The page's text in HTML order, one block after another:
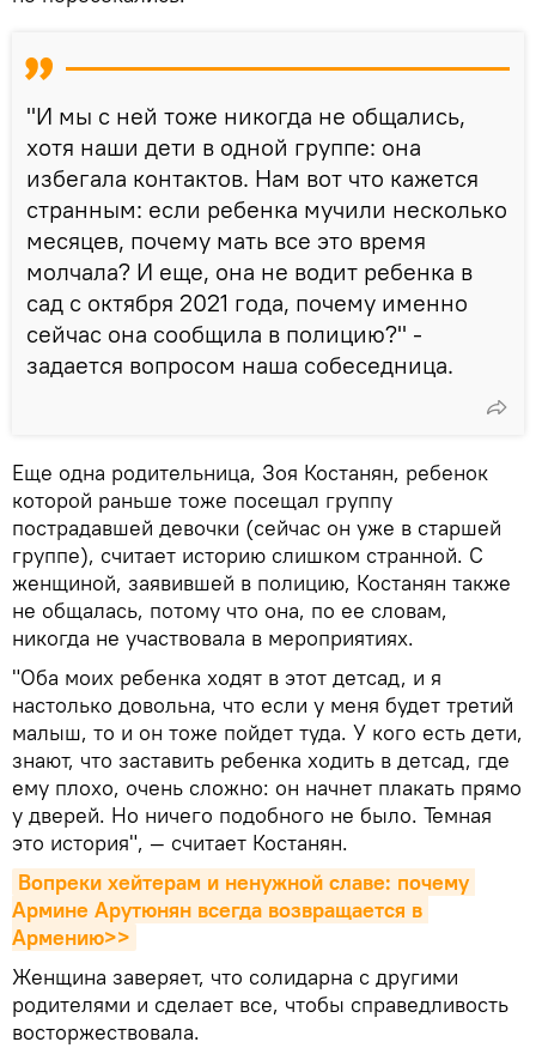
"И мы с ней тоже никогда не общались,
хотя наши дети в одной группе: она
избегала контактов. Нам вот что кажется
странным: если ребенка мучили несколько
месяцев, почему мать все это время
молчала? И еще, она не водит ребенка в
сад с октября 2021 года, почему именно
сейчас она сообщила в полицию?" -
задается вопросом наша собеседница.
Еще одна родительница, Зоя Костанян, ребенок
которой раньше тоже посещал группу
пострадавшей девочки (сейчас он уже в старшей
группе), считает историю слишком странной. С
женщиной, заявившей в полицию, Костанян также
не общалась, потому что она, по ее словам,
никогда не участвовала в мероприятиях.
"Оба моих ребенка ходят в этот детсад, и я
настолько довольна, что если у меня будет третий
малыш, то и он тоже пойдет туда. У кого есть дети,
знают, что заставить ребенка ходить в детсад, где
ему плохо, очень сложно: он начнет плакать прямо
у дверей. Но ничего подобного не было. Темная
это история", — считает Костанян.
Вопреки хейтерам и ненужной славе: почему
Армине Арутюнян всегда возвращается в
Армению>>
Женщина заверяет, что солидарна с другими
родителями и сделает все, чтобы справедливость
восторжествовала.